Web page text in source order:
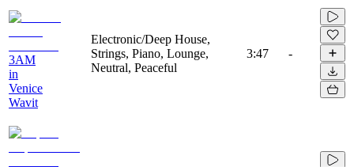
3AM
in
Venice
Wavit
Electronic/Deep House,
Strings, Piano, Lounge,
Neutral, Peaceful
3:47 -